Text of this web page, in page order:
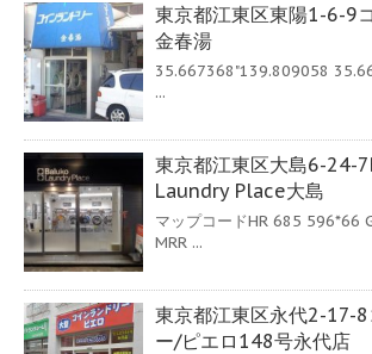
東京都江東区東陽1-6-9
金春湯
35.667368"139.809058
...
東京都江東区大島6-24-
Laundry Place大島
マップコードHR 685
MRR ...
東京都江東区永代2-17-8
ー/ピエロ148号永代店